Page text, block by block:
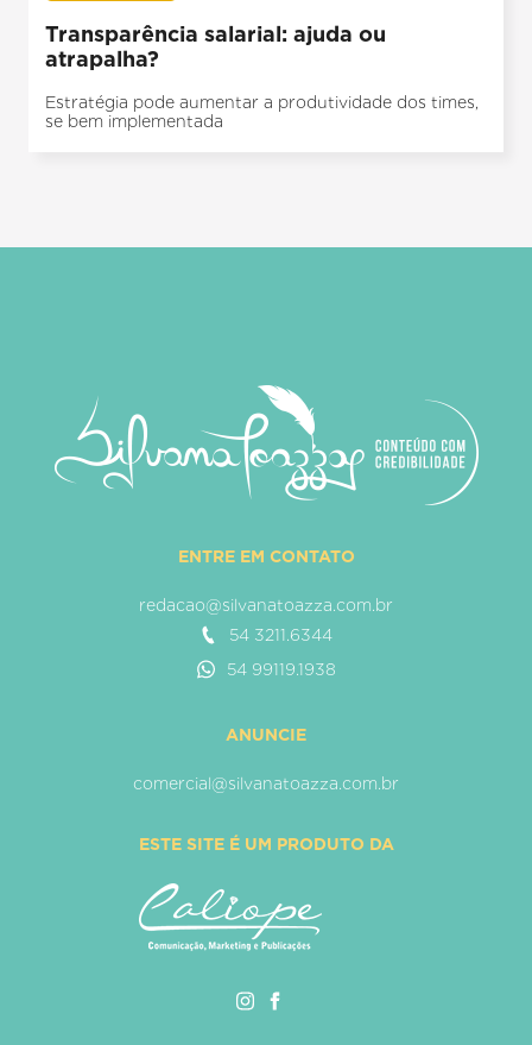
Transparência salarial: ajuda ou
atrapalha?
Estratégia pode aumentar a produtividade dos times,
se bem implementada
ENTRE EM CONTATO
redacao@silvanatoazza.com.br
54 3211.6344
54 99119.1938
ANUNCIE
comercial@silvanatoazza.com.br
ESTE SITE É UM PRODUTO DA